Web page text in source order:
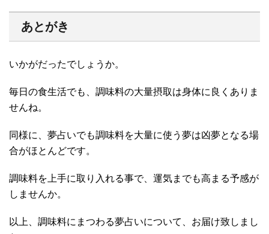
あとがき
いかがだったでしょうか。
毎日の食生活でも、調味料の大量摂取は身体に良くありま
せんね。
同様に、夢占いでも調味料を大量に使う夢は凶夢となる場
合がほとんどです。
調味料を上手に取り入れる事で、運気までも高まる予感が
しませんか。
以上、調味料にまつわる夢占いについて、お届け致しまし